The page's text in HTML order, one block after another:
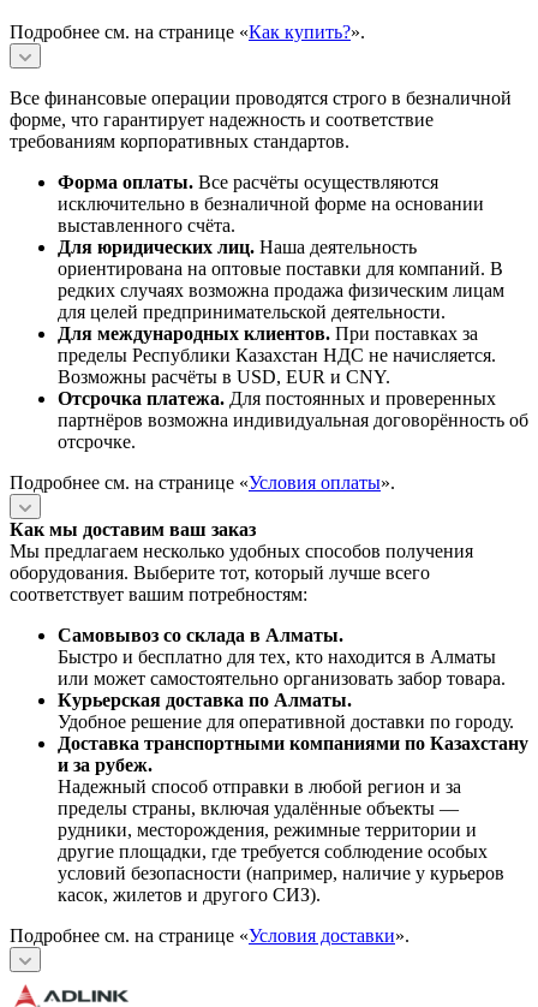
Подробнее см. на странице «Как купить?».
Все финансовые операции проводятся строго в безналичной
форме, что гарантирует надежность и соответствие
требованиям корпоративных стандартов.
Форма оплаты. Все расчёты осуществляются
исключительно в безналичной форме на основании
выставленного счёта.
Для юридических лиц. Наша деятельность
ориентирована на оптовые поставки для компаний. В
редких случаях возможна продажа физическим лицам
для целей предпринимательской деятельности.
Для международных клиентов. При поставках за
пределы Республики Казахстан НДС не начисляется.
Возможны расчёты в USD, EUR и CNY.
Отсрочка платежа. Для постоянных и проверенных
партнёров возможна индивидуальная договорённость об
отсрочке.
Подробнее см. на странице «Условия оплаты».
Как мы доставим ваш заказ
Мы предлагаем несколько удобных способов получения
оборудования. Выберите тот, который лучше всего
соответствует вашим потребностям:
Самовывоз со склада в Алматы.
Быстро и бесплатно для тех, кто находится в Алматы
или может самостоятельно организовать забор товара.
Курьерская доставка по Алматы.
Удобное решение для оперативной доставки по городу.
Доставка транспортными компаниями по Казахстану
и за рубеж.
Надежный способ отправки в любой регион и за
пределы страны, включая удалённые объекты —
рудники, месторождения, режимные территории и
другие площадки, где требуется соблюдение особых
условий безопасности (например, наличие у курьеров
касок, жилетов и другого СИЗ).
Подробнее см. на странице «Условия доставки».